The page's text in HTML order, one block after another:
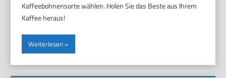
Kaffeebohnensorte wählen. Holen Sie das Beste aus Ihrem
Kaffee heraus!
Weiterlesen